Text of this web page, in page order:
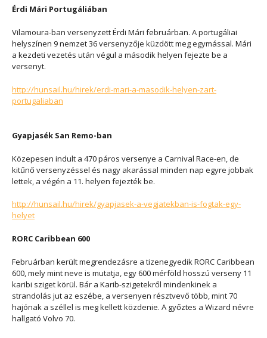
Érdi Mári Portugáliában
Vilamoura-ban versenyzett Érdi Mári februárban. A portugáliai
helyszínen 9 nemzet 36 versenyzője küzdött meg egymással. Mári
a kezdeti vezetés után végul a második helyen fejezte be a
versenyt.
http://hunsail.hu/hirek/erdi-mari-a-masodik-helyen-zart-
portugaliaban
Gyapjasék San Remo-ban
Közepesen indult a 470 páros versenye a Carnival Race-en, de
kitűnő versenyzéssel és nagy akarással minden nap egyre jobbak
lettek, a végén a 11. helyen fejezték be.
http://hunsail.hu/hirek/gyapjasek-a-vegjatekban-is-fogtak-egy-
helyet
RORC Caribbean 600
Februárban került megrendezásre a tizenegyedik RORC Caribbean
600, mely mint neve is mutatja, egy 600 mérföld hosszú verseny 11
karibi sziget körül. Bár a Karib-szigetekről mindenkinek a
strandolás jut az eszébe, a versenyen résztvevő több, mint 70
hajónak a széllel is meg kellett közdenie. A győztes a Wizard névre
hallgató Volvo 70.